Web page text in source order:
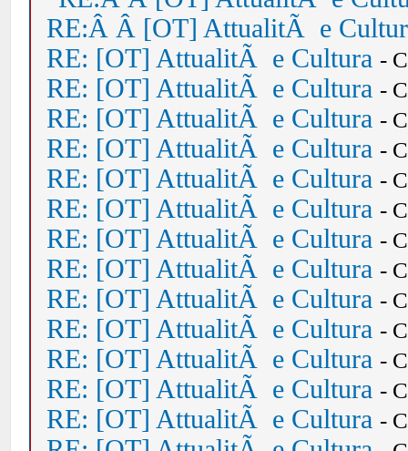
RE:Â Â [OT] AttualitÃ e
RE: [OT] AttualitÃ e Cultura -
RE: [OT] AttualitÃ e Cultura -
RE: [OT] AttualitÃ e Cultura -
RE: [OT] AttualitÃ e Cultura -
RE: [OT] AttualitÃ e Cultura -
RE: [OT] AttualitÃ e Cultura -
RE: [OT] AttualitÃ e Cultura -
RE: [OT] AttualitÃ e Cultura -
RE: [OT] AttualitÃ e Cultura -
RE: [OT] AttualitÃ e Cultura -
RE: [OT] AttualitÃ e Cultura -
RE: [OT] AttualitÃ e Cultura -
RE: [OT] AttualitÃ e Cultura -